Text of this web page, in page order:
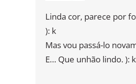
Linda cor, parece por
): k
Mas vou passá-lo
E… Que unhão lindo. ): k